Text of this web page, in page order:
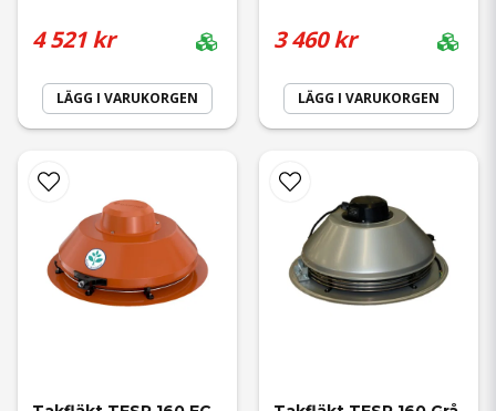
4 521 kr
LÄGG I VARUKORGEN
3 460 kr
LÄGG I VARUKORGEN